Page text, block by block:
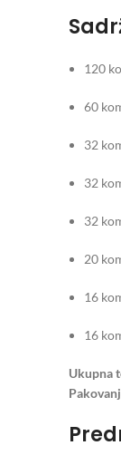
120
60
32
32
32
20
16
16
Ukupna